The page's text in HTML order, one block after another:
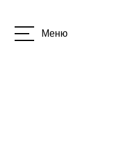
Меню